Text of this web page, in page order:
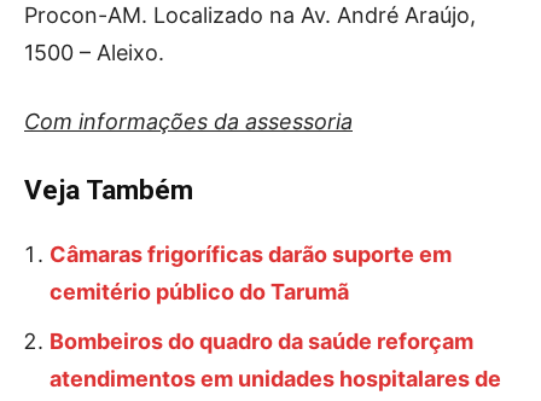
Procon-AM. Localizado na Av. André Araújo,
1500 – Aleixo.
Com informações da assessoria
Veja Também
Câmaras frigoríficas darão suporte em
cemitério público do Tarumã
Bombeiros do quadro da saúde reforçam
atendimentos em unidades hospitalares de